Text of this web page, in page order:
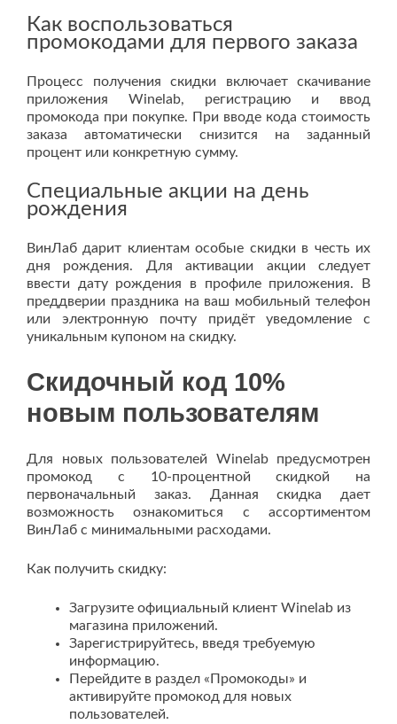
Как воспользоваться
промокодами для первого заказа
Процесс получения скидки включает скачивание
приложения Winelab, регистрацию и ввод
промокода при покупке. При вводе кода стоимость
заказа автоматически снизится на заданный
процент или конкретную сумму.
Специальные акции на день
рождения
ВинЛаб дарит клиентам особые скидки в честь их
дня рождения. Для активации акции следует
ввести дату рождения в профиле приложения. В
преддверии праздника на ваш мобильный телефон
или электронную почту придёт уведомление с
уникальным купоном на скидку.
Скидочный код 10%
новым пользователям
Для новых пользователей Winelab предусмотрен
промокод с 10-процентной скидкой на
первоначальный заказ. Данная скидка дает
возможность ознакомиться с ассортиментом
ВинЛаб с минимальными расходами.
Как получить скидку:
Загрузите официальный клиент Winelab из
магазина приложений.
Зарегистрируйтесь, введя требуемую
информацию.
Перейдите в раздел «Промокоды» и
активируйте промокод для новых
пользователей.